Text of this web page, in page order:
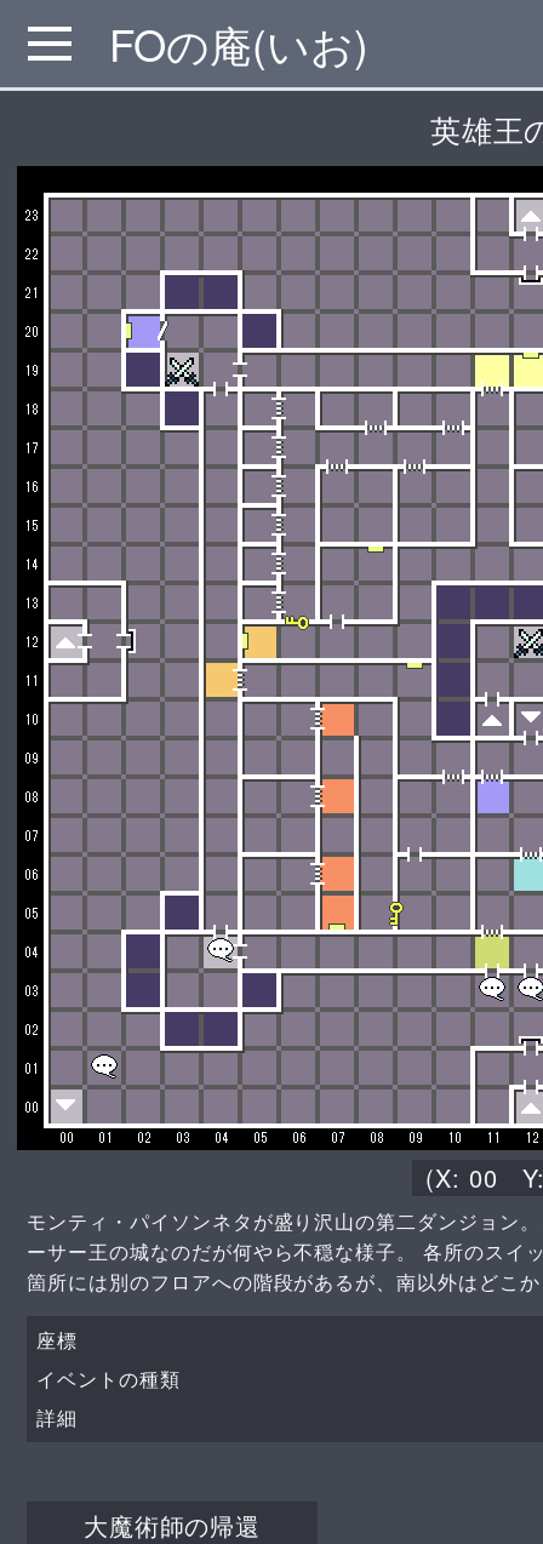
MENU FOの庵(いお)
英雄王
(X: 00
モンティ・パイソンネタが盛り沢山の第二ダンジョン
ーサー王の城なのだが何やら不穏な様子。 各所のスイ
箇所には別のフロアへの階段があるが、南以外はどこ
座標
イベントの種類
詳細
大魔術師の帰還